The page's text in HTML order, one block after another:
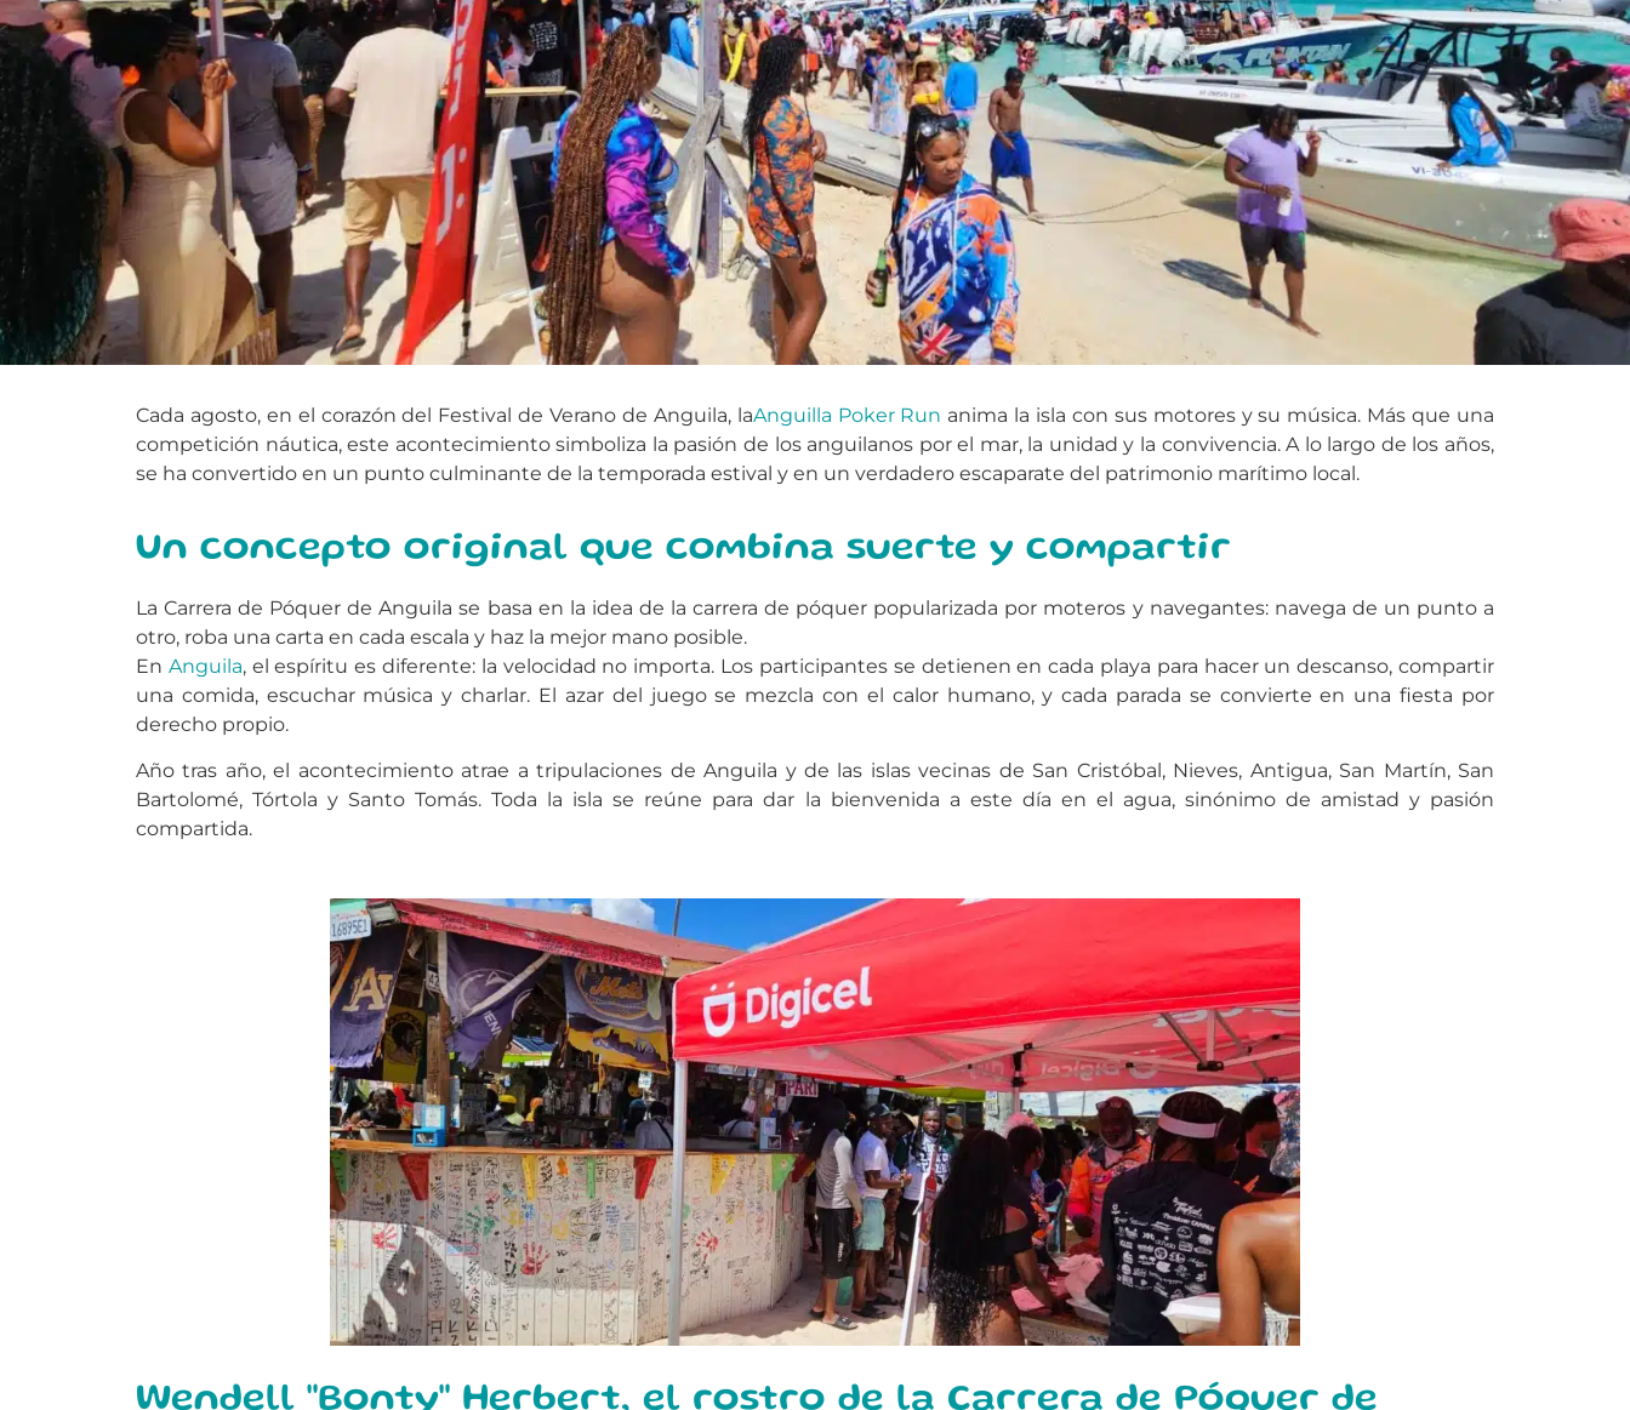
Cada agosto, en el corazón del Festival de Verano de Anguila, laAnguilla Poker Run anima la isla con sus motores y su música. Más que una
competición náutica, este acontecimiento simboliza la pasión de los anguilanos por el mar, la unidad y la convivencia. A lo largo de los años,
se ha convertido en un punto culminante de la temporada estival y en un verdadero escaparate del patrimonio marítimo local.
Un concepto original que combina suerte y compartir
La Carrera de Póquer de Anguila se basa en la idea de la carrera de póquer popularizada por moteros y navegantes: navega de un punto a
otro, roba una carta en cada escala y haz la mejor mano posible.
En Anguila, el espíritu es diferente: la velocidad no importa. Los participantes se detienen en cada playa para hacer un descanso, compartir
una comida, escuchar música y charlar. El azar del juego se mezcla con el calor humano, y cada parada se convierte en una fiesta por
derecho propio.
Año tras año, el acontecimiento atrae a tripulaciones de Anguila y de las islas vecinas de San Cristóbal, Nieves, Antigua, San Martín, San
Bartolomé, Tórtola y Santo Tomás. Toda la isla se reúne para dar la bienvenida a este día en el agua, sinónimo de amistad y pasión
compartida.
Wendell "Bonty" Herbert, el rostro de la Carrera de Póquer de